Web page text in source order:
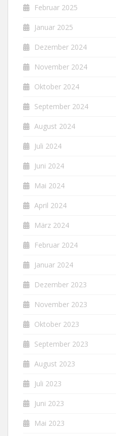
Februar 2025
Januar 2025
Dezember 2024
November 2024
Oktober 2024
September 2024
August 2024
Juli 2024
Juni 2024
Mai 2024
April 2024
März 2024
Februar 2024
Januar 2024
Dezember 2023
November 2023
Oktober 2023
September 2023
August 2023
Juli 2023
Juni 2023
Mai 2023